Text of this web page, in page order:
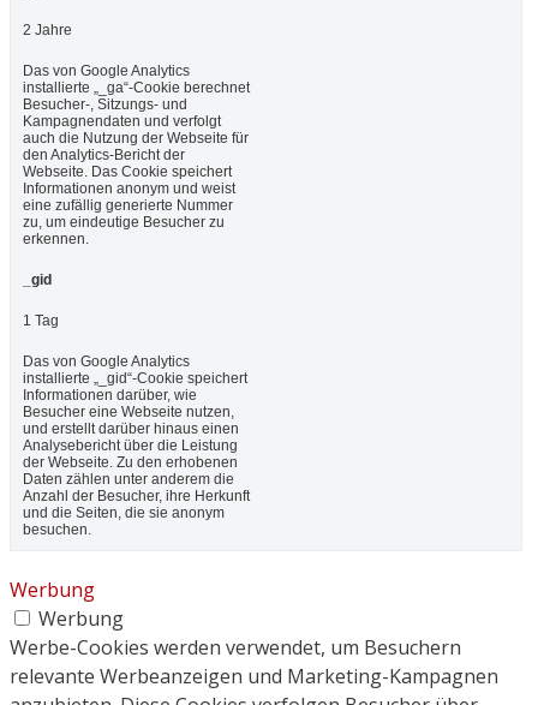
2 Jahre
Das von Google Analytics
installierte „_ga“-Cookie berechnet
Besucher-, Sitzungs- und
Kampagnendaten und verfolgt
auch die Nutzung der Webseite für
den Analytics-Bericht der
Webseite. Das Cookie speichert
Informationen anonym und weist
eine zufällig generierte Nummer
zu, um eindeutige Besucher zu
erkennen.
_gid
1 Tag
Das von Google Analytics
installierte „_gid“-Cookie speichert
Informationen darüber, wie
Besucher eine Webseite nutzen,
und erstellt darüber hinaus einen
Analysebericht über die Leistung
der Webseite. Zu den erhobenen
Daten zählen unter anderem die
Anzahl der Besucher, ihre Herkunft
und die Seiten, die sie anonym
besuchen.
Werbung
Werbung
Werbe-Cookies werden verwendet, um Besuchern
relevante Werbeanzeigen und Marketing-Kampagnen